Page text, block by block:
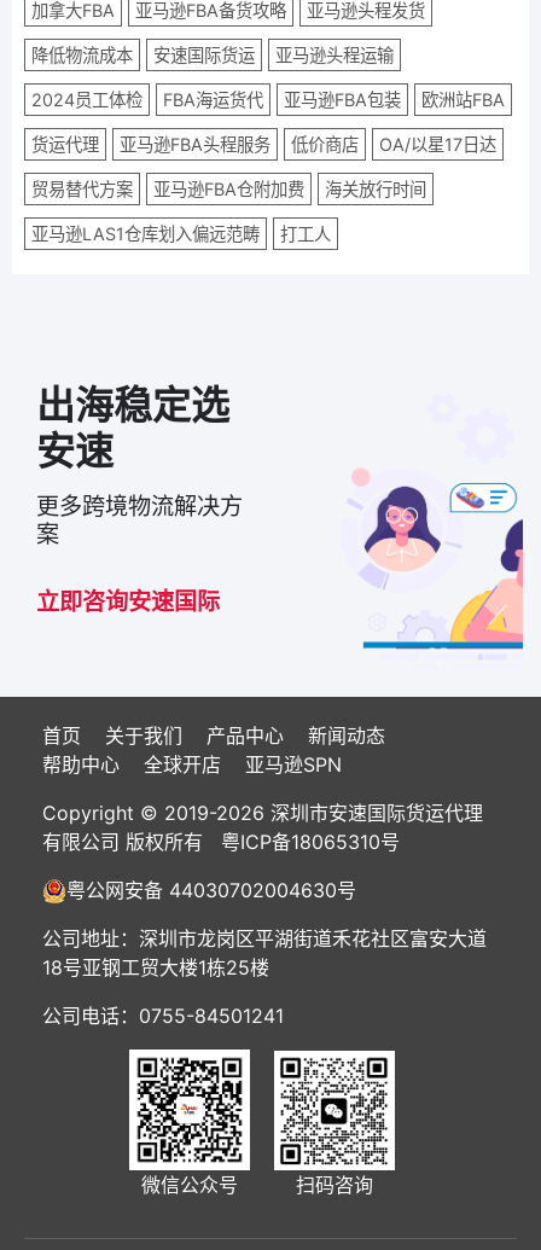
加拿大FBA 亚马逊FBA备货攻略 亚马逊头程发货
降低物流成本 安速国际货运 亚马逊头程运输
2024员工体检 FBA海运货代 亚马逊FBA包装 欧洲站FBA
货运代理 亚马逊FBA头程服务 低价商店 OA/以星17日达
贸易替代方案 亚马逊FBA仓附加费 海关放行时间
亚马逊LAS1仓库划入偏远范畴 打工人
出海稳定选
安速
更多跨境物流解决方
案
立即咨询安速国际
首页 关于我们 产品中心
新闻动态
帮助中心
全球开店
亚马逊SPN
Copyright © 2019-2026 深圳市安速国际货运代理
有限公司 版权所有 粤ICP备18065310号
粤公网安备 44030702004630号
公司地址：深圳市龙岗区平湖街道禾花社区富安大道
18号亚钢工贸大楼1栋25楼
公司电话：0755-84501241
微信公众号 扫码咨询